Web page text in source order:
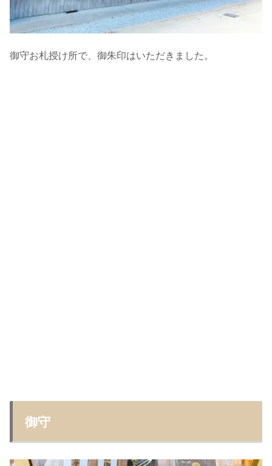
御守お札授け所で、御朱印はいただきました。
御守